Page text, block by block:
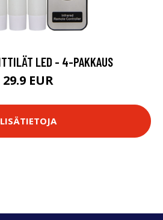
LED - 4-PAKKAUS
29.9 EUR
LISÄTIETOJA